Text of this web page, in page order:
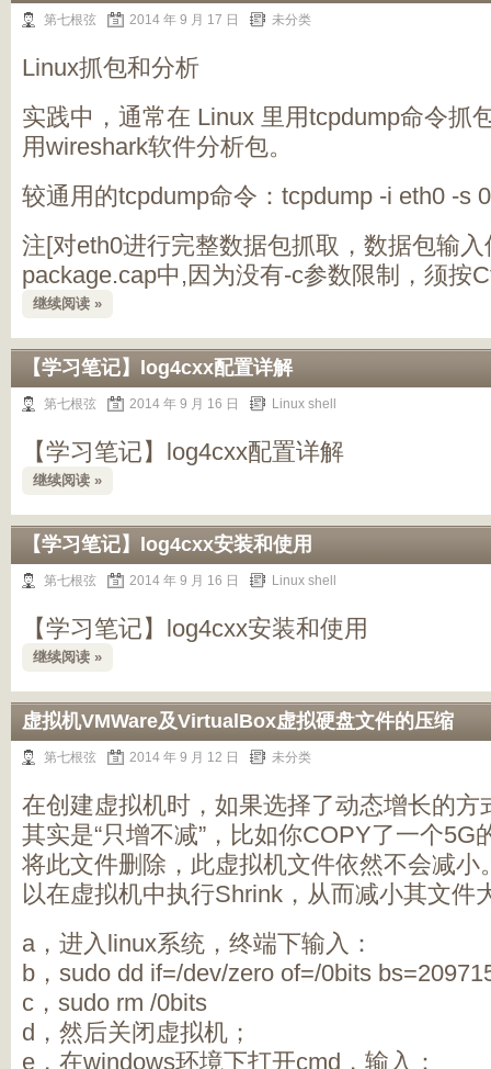
第七根弦 2014 年 9 月 17 日 未分类
Linux抓包和分析
实践中，通常在 Linux 里用tcpdump命令抓
用wireshark软件分析包。
较通用的tcpdump命令：tcpdump -i eth0 -s
注[对eth0进行完整数据包抓取，数据包输
package.cap中,因为没有-c参数限制，须按
继续阅读 »
【学习笔记】log4cxx配置详解
第七根弦 2014 年 9 月 16 日 Linux shell
【学习笔记】log4cxx配置详解
继续阅读 »
【学习笔记】log4cxx安装和使用
第七根弦 2014 年 9 月 16 日 Linux shell
【学习笔记】log4cxx安装和使用
继续阅读 »
虚拟机VMWare及VirtualBox虚拟硬盘文件的压缩
第七根弦 2014 年 9 月 12 日 未分类
在创建虚拟机时，如果选择了动态增长的方
其实是“只增不减”，比如你COPY了一个5G
将此文件删除，此虚拟机文件依然不会减小
以在虚拟机中执行Shrink，从而减小其文件
a，进入linux系统，终端下输入：
b，sudo dd if=/dev/zero of=/0bits
c，sudo rm /0bits
d，然后关闭虚拟机；
e，在windows环境下打开cmd，输入：